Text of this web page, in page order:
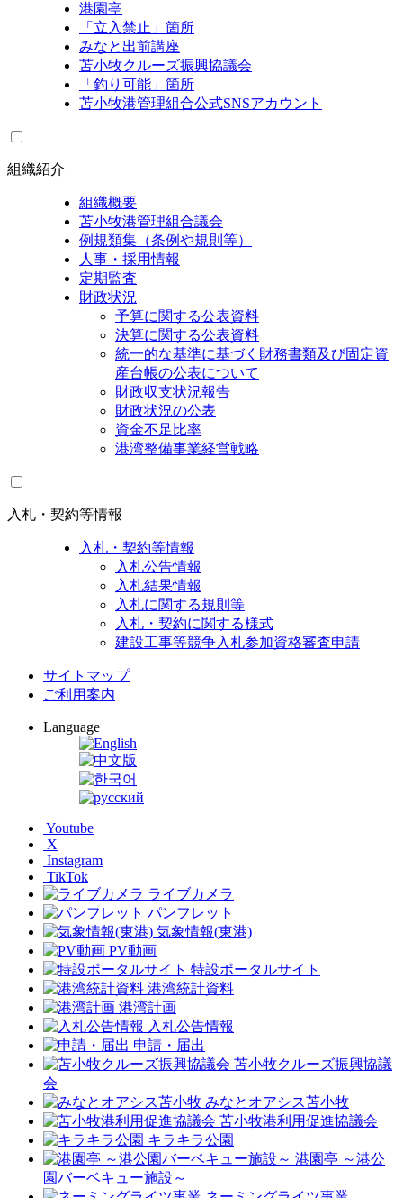
港園亭
「立入禁止」箇所
みなと出前講座
苫小牧クルーズ振興協議会
「釣り可能」箇所
苫小牧港管理組合公式SNSアカウント
組織紹介
組織概要
苫小牧港管理組合議会
例規類集（条例や規則等）
人事・採用情報
定期監査
財政状況
予算に関する公表資料
決算に関する公表資料
統一的な基準に基づく財務書類及び固定資
産台帳の公表について
財政収支状況報告
財政状況の公表
資金不足比率
港湾整備事業経営戦略
入札・契約等情報
入札・契約等情報
入札公告情報
入札結果情報
入札に関する規則等
入札・契約に関する様式
建設工事等競争入札参加資格審査申請
サイトマップ
ご利用案内
Language
Youtube
X
Instagram
TikTok
ライブカメラ
パンフレット
気象情報(東港)
PV動画
特設ポータルサイト
港湾統計資料
港湾計画
入札公告情報
申請・届出
苫小牧クルーズ振興協議
会
みなとオアシス苫小牧
苫小牧港利用促進協議会
キラキラ公園
港園亭 ～港公
園バーベキュー施設～